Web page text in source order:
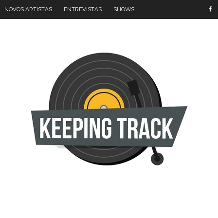
NOVOS ARTISTAS ENTREVISTAS SHOWS